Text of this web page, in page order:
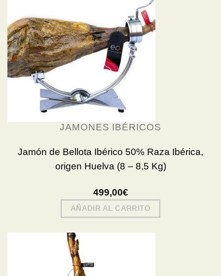
JAMONES IBÉRICOS
Jamón de Bellota Ibérico 50% Raza Ibérica,
origen Huelva (8 – 8,5 Kg)
499,00€
AÑADIR AL CARRITO